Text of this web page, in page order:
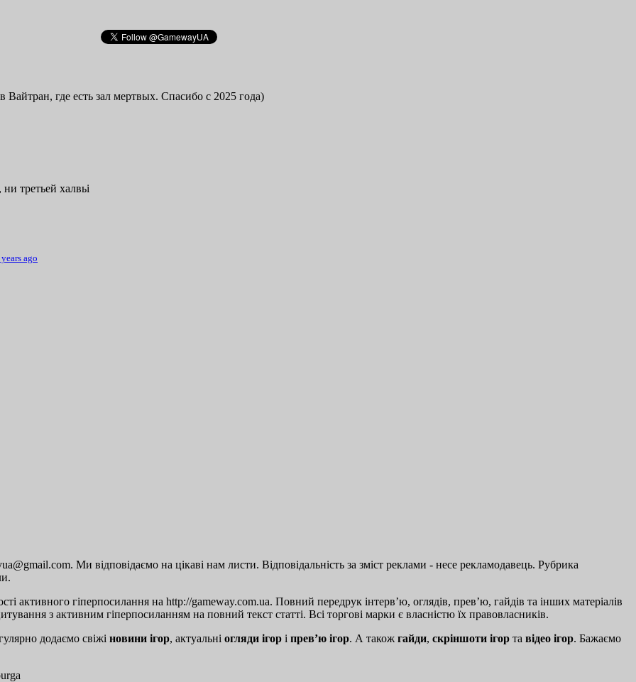
где есть зал мертвых. Спасибо с 2025 года)
третьей халвьі
ago
Ми відповідаємо на цікаві нам листи. Відповідальність за зміст реклами - несе рекламодавець. Рубрика
активного гіперпосилання на http://gameway.com.ua. Повний передрук інтерв’ю, оглядів, прев’ю, гайдів та інших матеріалів
з активним гіперпосиланням на повний текст статті. Всі торгові марки є власністю їх правовласників.
додаємо свіжі новини ігор, актуальні огляди ігор і прев’ю ігор. А також гайди, скріншоти ігор та відео ігор. Бажаємо